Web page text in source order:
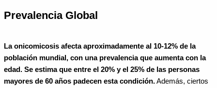
Prevalencia Global
La onicomicosis afecta aproximadamente al 10-12% de la
población mundial, con una prevalencia que aumenta con la
edad. Se estima que entre el 20% y el 25% de las personas
mayores de 60 años padecen esta condición.Además, ciertos